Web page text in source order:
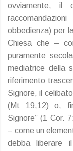
ovviamente, il
obbedienza) per
Chiesa che –
puramente
mediatrice della
riferimento
Signore, il
(Mt 19,12) o,
Signore” (1 Cor.
– come un
debba liberare